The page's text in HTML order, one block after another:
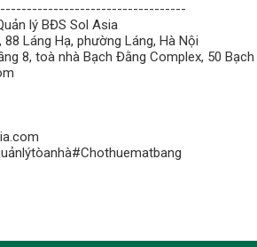
lý BĐS Sol Asia
Láng Hạ, phường Láng, Hà Nội
8, toà nhà Bạch Đằng Complex, 50